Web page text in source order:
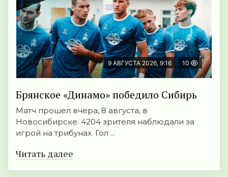
9 АВГУСТА 2026, 9:16 10
Брянское «Динамо» победило Сибирь
Матч прошел вчера, 8 августа, в
Новосибирске. 4204 зрителя наблюдали за
игрой на трибунах. Гол ...
Читать далее